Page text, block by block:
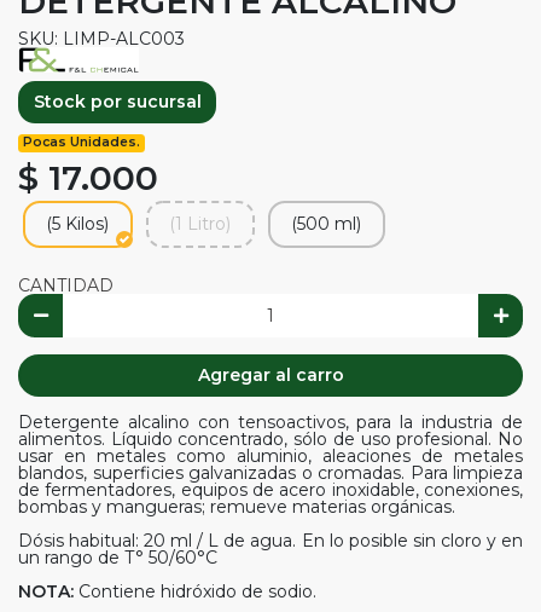
SKU: LIMP-ALC003
Stock por sucursal
Pocas Unidades.
$ 17.000
(5 Kilos) (1 Litro) (500 ml)
CANTIDAD
Agregar al carro
Detergente alcalino con tensoactivos, para la industria de
alimentos. Líquido concentrado, sólo de uso profesional. No
usar en metales como aluminio, aleaciones de metales
blandos, superficies galvanizadas o cromadas. Para limpieza
de fermentadores, equipos de acero inoxidable, conexiones,
bombas y mangueras; remueve materias orgánicas.
Dósis habitual: 20 ml / L de agua. En lo posible sin cloro y en
un rango de T° 50/60°C
NOTA: Contiene hidróxido de sodio.